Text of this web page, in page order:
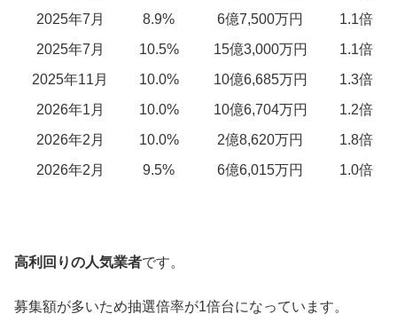
2025年7月
8.9% 6億7,500万円
1.1倍
2025年7月
10.5% 15億3,000万円
1.1倍
2025年11月
10.0% 10億6,685万円
1.3倍
2026年1月
10.0% 10億6,704万円
1.2倍
2026年2月
10.0% 2億8,620万円
1.8倍
2026年2月
9.5% 6億6,015万円 1.0倍
高利回りの人気業者です。
募集額が多いため抽選倍率が1倍台になっています。